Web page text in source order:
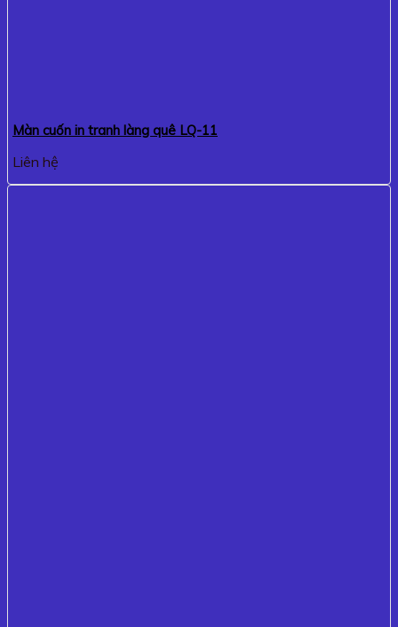
Màn cuốn in tranh làng quê LQ-11
Liên hệ